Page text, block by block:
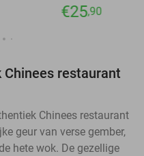
€25,90
restaurant
Chinees restaurant
geur van verse gember,
hete wok. De gezellige